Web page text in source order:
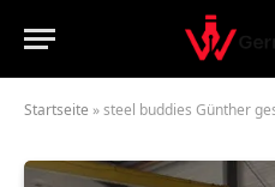
Startseite »steel buddies Günther